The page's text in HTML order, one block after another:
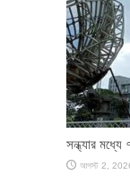
সন্ধ্যার
আগস্ট 2,